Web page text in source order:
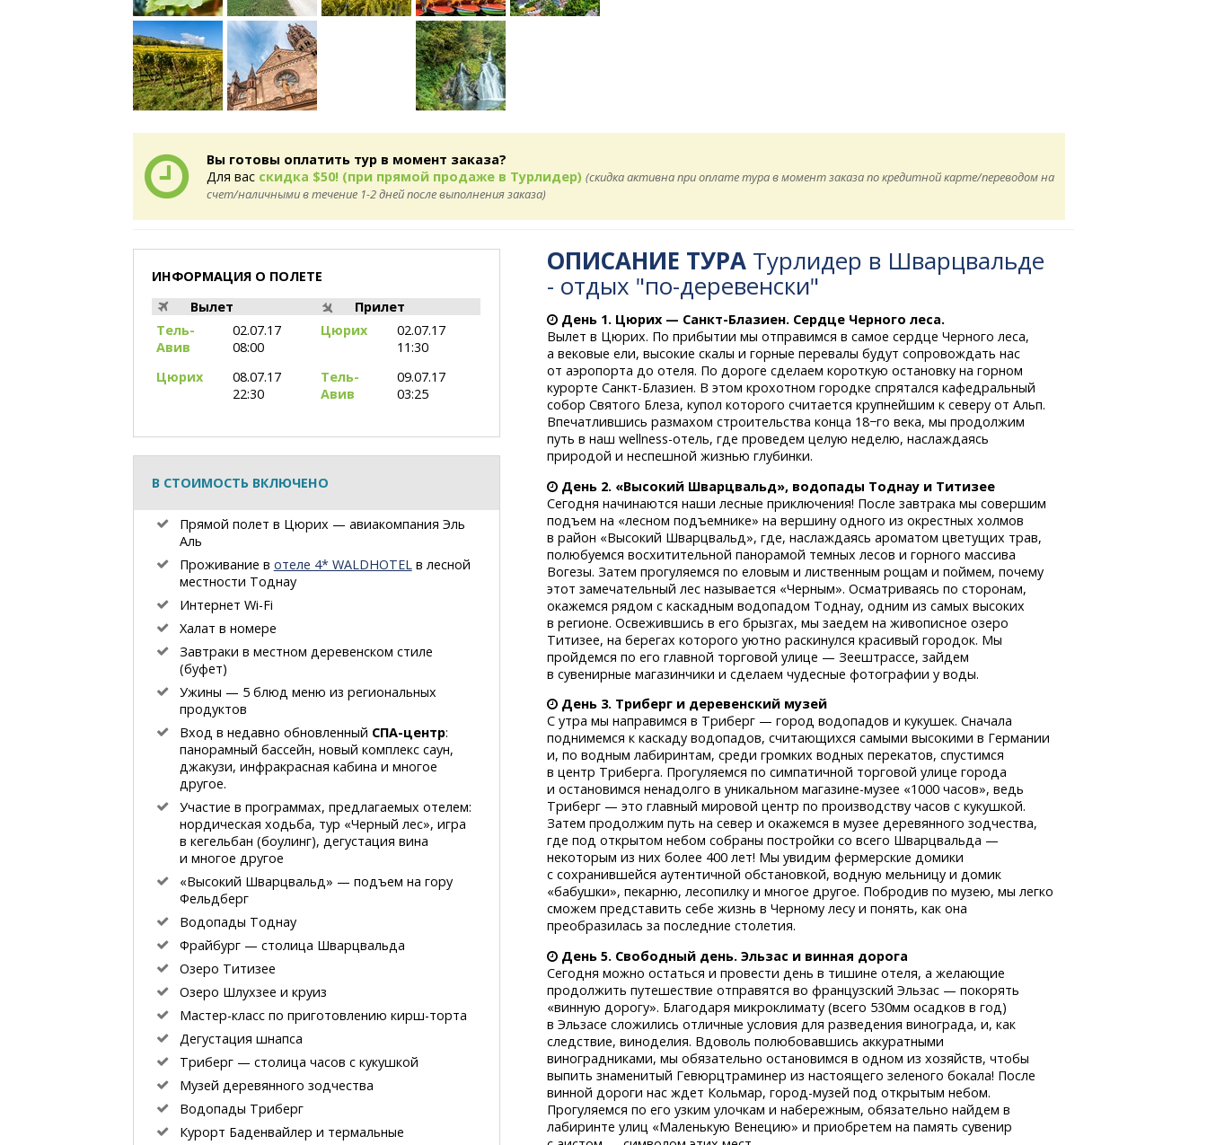
Вы готовы оплатить тур в момент заказа?
Для вас скидка $50! (при прямой продаже в Турлидер) (скидка активна при оплате тура в момент заказа по кредитной карте/переводом на
счет/наличными в течение 1-2 дней после выполнения заказа)
ОПИСАНИЕ ТУРА Турлидер в Шварцвальде
- отдых "по-деревенски"
День 1. Цюрих — Санкт-Блазиен. Сердце Черного леса.
Вылет в Цюрих. По прибытии мы отправимся в самое сердце Черного леса,
а вековые ели, высокие скалы и горные перевалы будут сопровождать нас
от аэропорта до отеля. По дороге сделаем короткую остановку на горном
курортеСанкт-Блазиен. В этом крохотном городке спрятался кафедральный
собор Святого Блеза, купол которого считается крупнейшим к северу от Альп.
Впечатлившись размахом строительства конца 18−го века, мы продолжим
путь в нашwellness-отель, где проведем целую неделю, наслаждаясь
природой и неспешной жизнью глубинки.
День 2. «Высокий Шварцвальд», водопады Тоднау и Титизее
Сегодня начинаются наши лесные приключения! После завтрака мы совершим
подъем на «лесном подъемнике» на вершину одного из окрестных холмов
в район «Высокий Шварцвальд», где, наслаждаясь ароматом цветущих трав,
полюбуемся восхитительной панорамой темных лесов и горного массива
Вогезы. Затем прогуляемся по еловым и лиственным рощам и поймем, почему
этот замечательный лес называется «Черным». Осматриваясь по сторонам,
окажемся рядом с каскадным водопадом Тоднау, одним из самых высоких
в регионе. Освежившись в его брызгах, мы заедем на живописное озеро
Титизее, на берегах которого уютно раскинулся красивый городок. Мы
пройдемся по его главной торговой улице — Зеештрассе, зайдем
в сувенирные магазинчики и сделаем чудесные фотографии у воды.
День 3. Триберг и деревенский музей
С утра мы направимся в Триберг — город водопадов и кукушек. Сначала
поднимемся к каскаду водопадов, считающихся самыми высокими в Германии
и, по водным лабиринтам, среди громких водных перекатов, спустимся
в центр Триберга. Прогуляемся по симпатичной торговой улице города
и остановимся ненадолго в уникальноммагазине-музее «1000 часов», ведь
Триберг — это главный мировой центр по производству часов с кукушкой.
Затем продолжим путь на север и окажемся в музее деревянного зодчества,
где под открытом небом собраны постройки со всего Шварцвальда —
некоторым из них более 400 лет! Мы увидим фермерские домики
с сохранившейся аутентичной обстановкой, водную мельницу и домик
«бабушки», пекарню, лесопилку и многое другое. Побродив по музею, мы легко
сможем представить себе жизнь в Черному лесу и понять, как она
преобразилась за последние столетия.
День 5. Свободный день. Эльзас и винная дорога
Сегодня можно остаться и провести день в тишине отеля, а желающие
продолжить путешествие отправятся во французский Эльзас — покорять
«винную дорогу». Благодаря микроклимату (всего 530мм осадков в год)
в Эльзасе сложились отличные условия для разведения винограда, и, как
следствие, виноделия. Вдоволь полюбовавшись аккуратными
виноградниками, мы обязательно остановимся в одном из хозяйств, чтобы
выпить знаменитый Гевюрцтраминер из настоящего зеленого бокала! После
винной дороги нас ждет Кольмар,город-музей под открытым небом.
Прогуляемся по его узким улочкам и набережным, обязательно найдем в
лабиринте улиц «Маленькую Венецию» и приобретем на память сувенир
ИНФОРМАЦИЯ О ПОЛЕТЕ
Вылет
Тель-
Авив
02.07.17
08:00
Цюрих
08.07.17
22:30
Прилет
Цюрих
02.07.17
11:30
Тель-
Авив
09.07.17
03:25
В СТОИМОСТЬ ВКЛЮЧЕНО
Прямой полет в Цюрих — авиакомпания Эль
Аль
Проживание в отеле 4* WALDHOTELв лесной
местности Тоднау
Интернет Wi-Fi
Халат в номере
Завтраки в местном деревенском стиле
(буфет)
Ужины — 5 блюд меню из региональных
продуктов
Вход в недавно обновленный СПА-центр:
панорамный бассейн, новый комплекс саун,
джакузи, инфракрасная кабина и многое
другое.
Участие в программах, предлагаемых отелем:
нордическая ходьба, тур «Черный лес», игра
в кегельбан (боулинг), дегустация вина
и многое другое
«Высокий Шварцвальд» — подъем на гору
Фельдберг
Водопады Тоднау
Фрайбург — столица Шварцвальда
Озеро Титизее
Озеро Шлухзее и круиз
Мастер-класспо приготовлению кирш-торта
Дегустация шнапса
Триберг — столица часов с кукушкой
Музей деревянного зодчества
Водопады Триберг
Курорт Баденвайлер и термальные